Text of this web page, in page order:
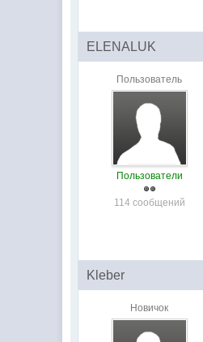
ELENALUK
Пользователь
Пользователи
114 сообщений
Kleber
Новичок